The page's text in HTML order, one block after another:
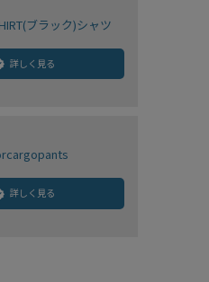
ブラック)シャツ
詳しく見る
詳しく見る